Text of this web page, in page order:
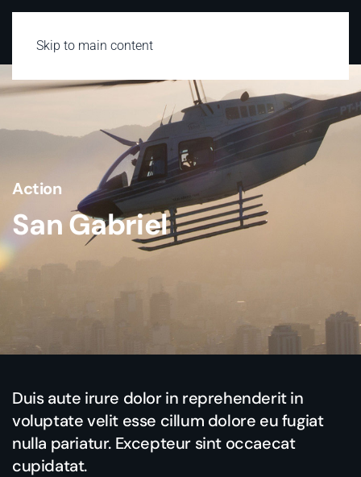
Skip to main content
Action
San Gabriel
Duis aute irure dolor in reprehenderit in
voluptate velit esse cillum dolore eu fugiat
nulla pariatur. Excepteur sint occaecat
cupidatat.